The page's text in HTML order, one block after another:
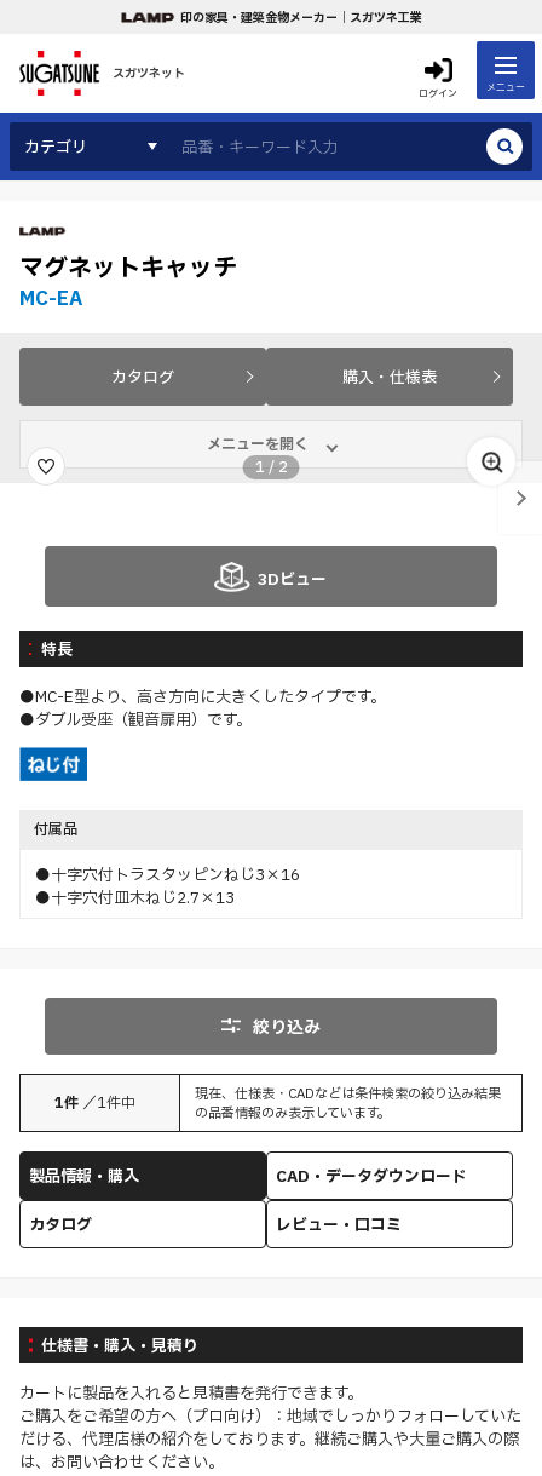
印の家具・建築金物メーカー｜スガツネ工業
スガツネット
ログイン メニュー
カテゴリ
マグネットキャッチ
MC-EA
カタログ 購入・仕様表
メニューを開く
1 / 2
3Dビュー
特長
●MC-E型より、高さ方向に大きくしたタイプです。
●ダブル受座（観音扉用）です。
付属品
●十字穴付トラスタッピンねじ3×16
●十字穴付皿木ねじ2.7×13
絞り込み
1件 ／1件中
現在、仕様表・CADなどは条件検索の絞り込み結果
の品番情報のみ表示しています。
製品情報・購入
CAD・データダウンロード
カタログ
レビュー・口コミ
仕様書・購入・見積り
カートに製品を入れると見積書を発行できます。
ご購入をご希望の方へ（プロ向け）：地域でしっかりフォローしていた
だける、代理店様の紹介をしております。継続ご購入や大量ご購入の際
は、お問い合わせください。